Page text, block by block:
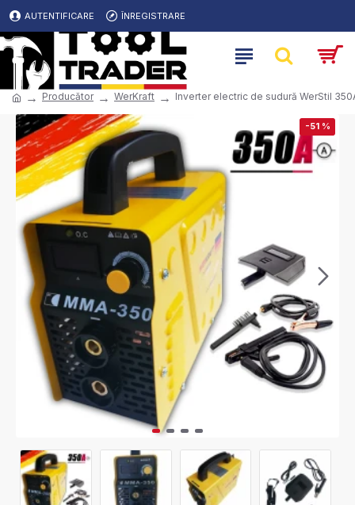
AUTENTIFICARE ÎNREGISTRARE
Producător WerKraft Inverter electric de sudură WerStil
-51 %